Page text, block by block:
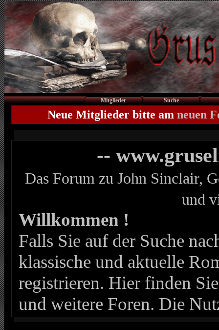
Mitglieder Suche
Neue Mitglieder bitte am neuen
--
Das Forum zu John Sinclair,
und
Willkommen !
Falls Sie auf der Suche
klassische und aktuelle
registrieren. Hier finden
und weitere Foren. Die